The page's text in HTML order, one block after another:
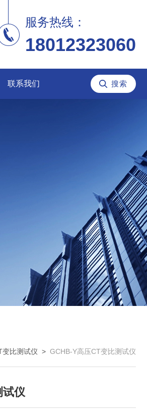
服务热线：
18012323060
联系我们
变比测试仪 > GCHB-Y高压CT变比测试仪
试仪